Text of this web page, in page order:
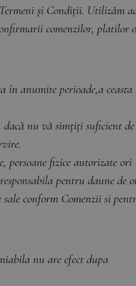
și Condiții. Utilizăm
comenzilor, platilor
în anumite perioade,a ceasta
nu vă simțiți suficient de
persoane fizice autorizate ori
pentru daune de
conform Comenzii si
nu are efect dupa